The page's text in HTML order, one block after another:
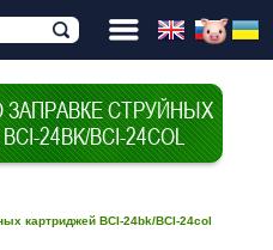
СТРУЙНЫХ
24BK/ВCI-24COL
картриджей ВСI-24bk/ВCI-24col